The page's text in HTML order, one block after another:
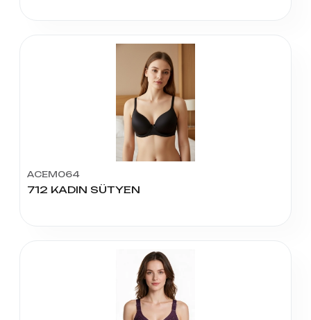
ACEM064
712 KADIN SÜTYEN